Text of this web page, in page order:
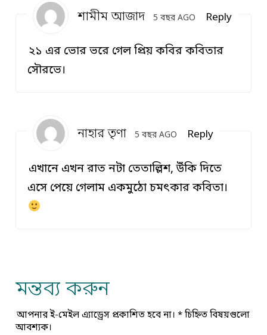
শামীম আজাদ 5 বছর AGO Reply
২১ এর ভোর ভরে গেল প্রিয় কবির কবিতার
সৌরভে।
নাহার তৃণা 5 বছর AGO Reply
এখানে এখন রাত নটা তেতাল্লিশ, উঁকি দিতে
এসে পেয়ে গেলাম একমুঠো চমৎকার কবিতা।
মন্তব্য করুন
আপনার ই-মেইল এ্যাড্রেস প্রকাশিত হবে না। *চিহ্নিত বিষয়গুলো
আবশ্যক।